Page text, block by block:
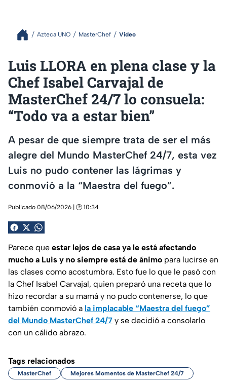
Azteca UNO MasterChef Video
Luis LLORA en plena clase y la
Chef Isabel Carvajal de
MasterChef 24/7 lo consuela:
“Todo va a estar bien”
A pesar de que siempre trata de ser el más
alegre del Mundo MasterChef 24/7, esta vez
Luis no pudo contener las lágrimas y
conmovió a la “Maestra del fuego”.
Publicado 08/06/2026 | 🕑 10:34
Parece que estar lejos de casa ya le está afectando
mucho a Luis y no siempre está de ánimo para lucirse en
las clases como acostumbra. Esto fue lo que le pasó con
la Chef Isabel Carvajal, quien preparó una receta que lo
hizo recordar a su mamá y no pudo contenerse, lo que
también conmovió a la implacable “Maestra del fuego”
del Mundo MasterChef 24/7 y se decidió a consolarlo
con un cálido abrazo.
Tags relacionados
MasterChef Mejores Momentos de MasterChef 24/7